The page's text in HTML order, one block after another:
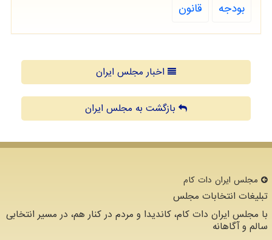
بودجه
قانون
اخبار مجلس ایران
بازگشت به مجلس ایران
مجلس ایران دات كام
تبلیغات انتخابات مجلس
با مجلس ایران دات کام، کاندیدا و مردم در کنار هم، در مسیر انتخابی
سالم و آگاهانه